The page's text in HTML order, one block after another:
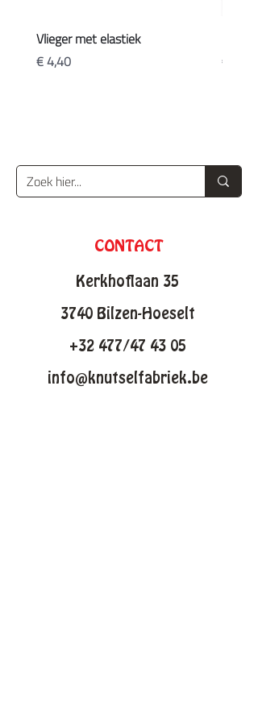
Vlieger met elastiek
Prijs
€ 4,40
Prijs
€ 20,90
CONTACT
Kerkhoflaan 35
3740 Bilzen-Hoeselt
+32 477/47 43 05
info@knutselfabriek.be